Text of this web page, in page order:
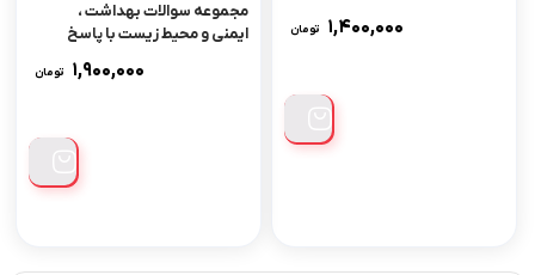
۱,۴۰۰,۰۰۰ تومان
مجموعه سوالات بهداشت ،
ایمنی و محیط زیست با پاسخ
۱,۹۰۰,۰۰۰ تومان